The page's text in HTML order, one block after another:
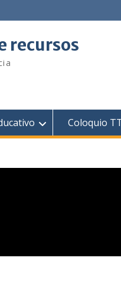
recursos
Coloquio